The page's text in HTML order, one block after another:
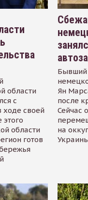
области
с
ходе своей
области
готов
Бывший
Ян
после
Сейчас
на